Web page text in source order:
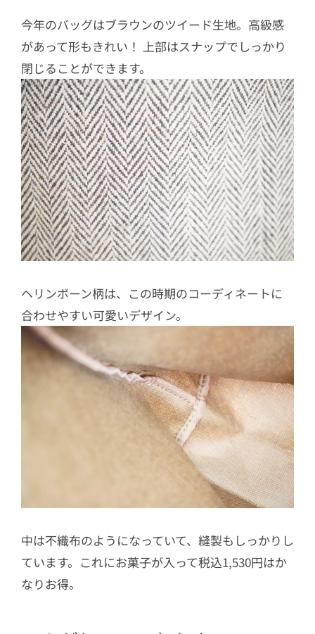
今年のバッグはブラウンのツイード生地。高級感
があって形もきれい！ 上部はスナップでしっかり
閉じることができます。
ヘリンボーン柄は、この時期のコーディネートに
合わせやすい可愛いデザイン。
中は不織布のようになっていて、縫製もしっかりし
ています。これにお菓子が入って税込1,530円はか
なりお得。